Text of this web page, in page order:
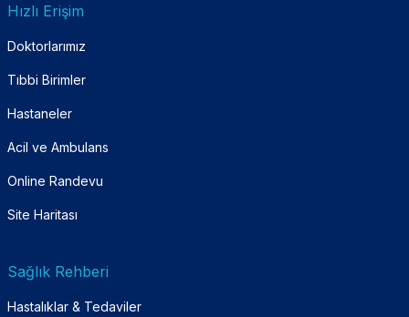
Hızlı Erişim
Doktorlarımız
Tıbbi Birimler
Hastaneler
Acil ve Ambulans
Online Randevu
Site Haritası
Sağlık Rehberi
Hastalıklar & Tedaviler